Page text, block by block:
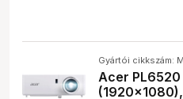
Gyártói cikkszám:
Acer PL6520